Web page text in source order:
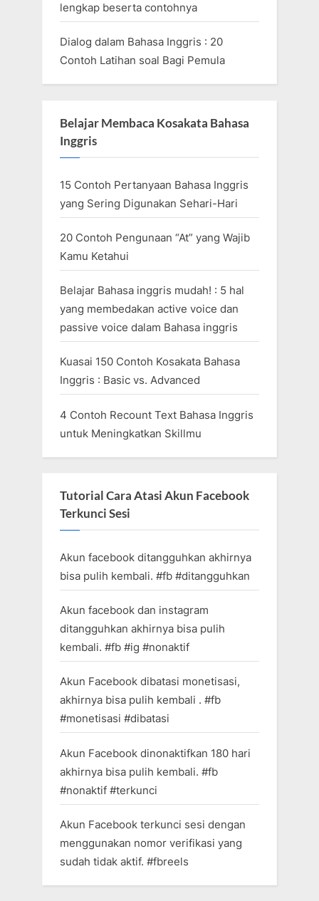
lengkap beserta contohnya
Dialog dalam Bahasa Inggris : 20
Contoh Latihan soal Bagi Pemula
Belajar Membaca Kosakata Bahasa
Inggris
15 Contoh Pertanyaan Bahasa Inggris
yang Sering Digunakan Sehari-Hari
20 Contoh Pengunaan “At” yang Wajib
Kamu Ketahui
Belajar Bahasa inggris mudah! : 5 hal
yang membedakan active voice dan
passive voice dalam Bahasa inggris
Kuasai 150 Contoh Kosakata Bahasa
Inggris : Basic vs. Advanced
4 Contoh Recount Text Bahasa Inggris
untuk Meningkatkan Skillmu
Tutorial Cara Atasi Akun Facebook
Terkunci Sesi
Akun facebook ditangguhkan akhirnya
bisa pulih kembali. #fb #ditangguhkan
Akun facebook dan instagram
ditangguhkan akhirnya bisa pulih
kembali. #fb #ig #nonaktif
Akun Facebook dibatasi monetisasi,
akhirnya bisa pulih kembali . #fb
#monetisasi #dibatasi
Akun Facebook dinonaktifkan 180 hari
akhirnya bisa pulih kembali. #fb
#nonaktif #terkunci
Akun Facebook terkunci sesi dengan
menggunakan nomor verifikasi yang
sudah tidak aktif. #fbreels